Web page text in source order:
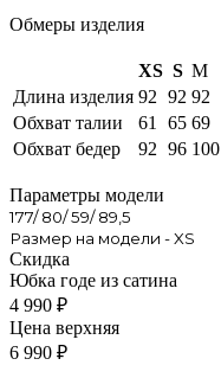
Обмеры изделия
XS S M
Длина изделия 92 92 92
Обхват талии
61 65 69
Обхват бедер
92 96 100
Параметры модели
177/ 80/ 59/ 89,5
Размер на модели - XS
Скидка
Юбка годе из сатина
4 990 ₽
Цена верхняя
6 990 ₽